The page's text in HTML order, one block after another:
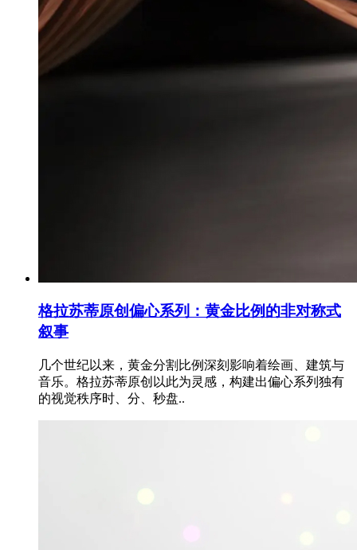
格拉苏蒂原创偏心系列：黄金比例的非对称式
叙事
几个世纪以来，黄金分割比例深刻影响着绘画、建筑与
音乐。格拉苏蒂原创以此为灵感，构建出偏心系列独有
的视觉秩序时、分、秒盘..